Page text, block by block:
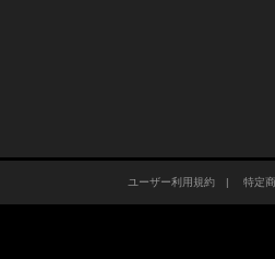
ユーザー利用規約| 特定